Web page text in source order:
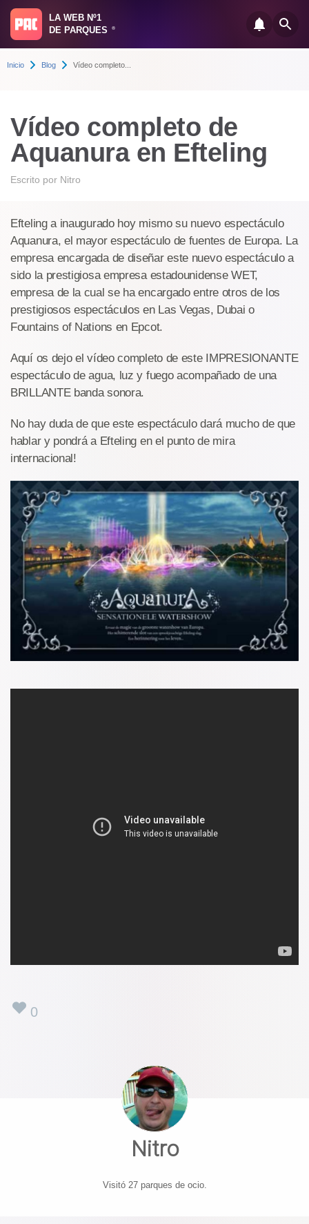
LA WEB Nº1
DE PARQUES
®
Inicio Blog Vídeo completo...
Vídeo completo de
Aquanura en Efteling
Escrito por Nitro
Efteling a inaugurado hoy mismo su nuevo espectáculo
Aquanura, el mayor espectáculo de fuentes de Europa. La
empresa encargada de diseñar este nuevo espectáculo a
sido la prestigiosa empresa estadounidense WET,
empresa de la cual se ha encargado entre otros de los
prestigiosos espectáculos en Las Vegas, Dubai o
Fountains of Nations en Epcot.
Aquí os dejo el vídeo completo de este IMPRESIONANTE
espectáculo de agua, luz y fuego acompañado de una
BRILLANTE banda sonora.
No hay duda de que este espectáculo dará mucho de que
hablar y pondrá a Efteling en el punto de mira
internacional!
0
Nitro
Visitó 27 parques de ocio.